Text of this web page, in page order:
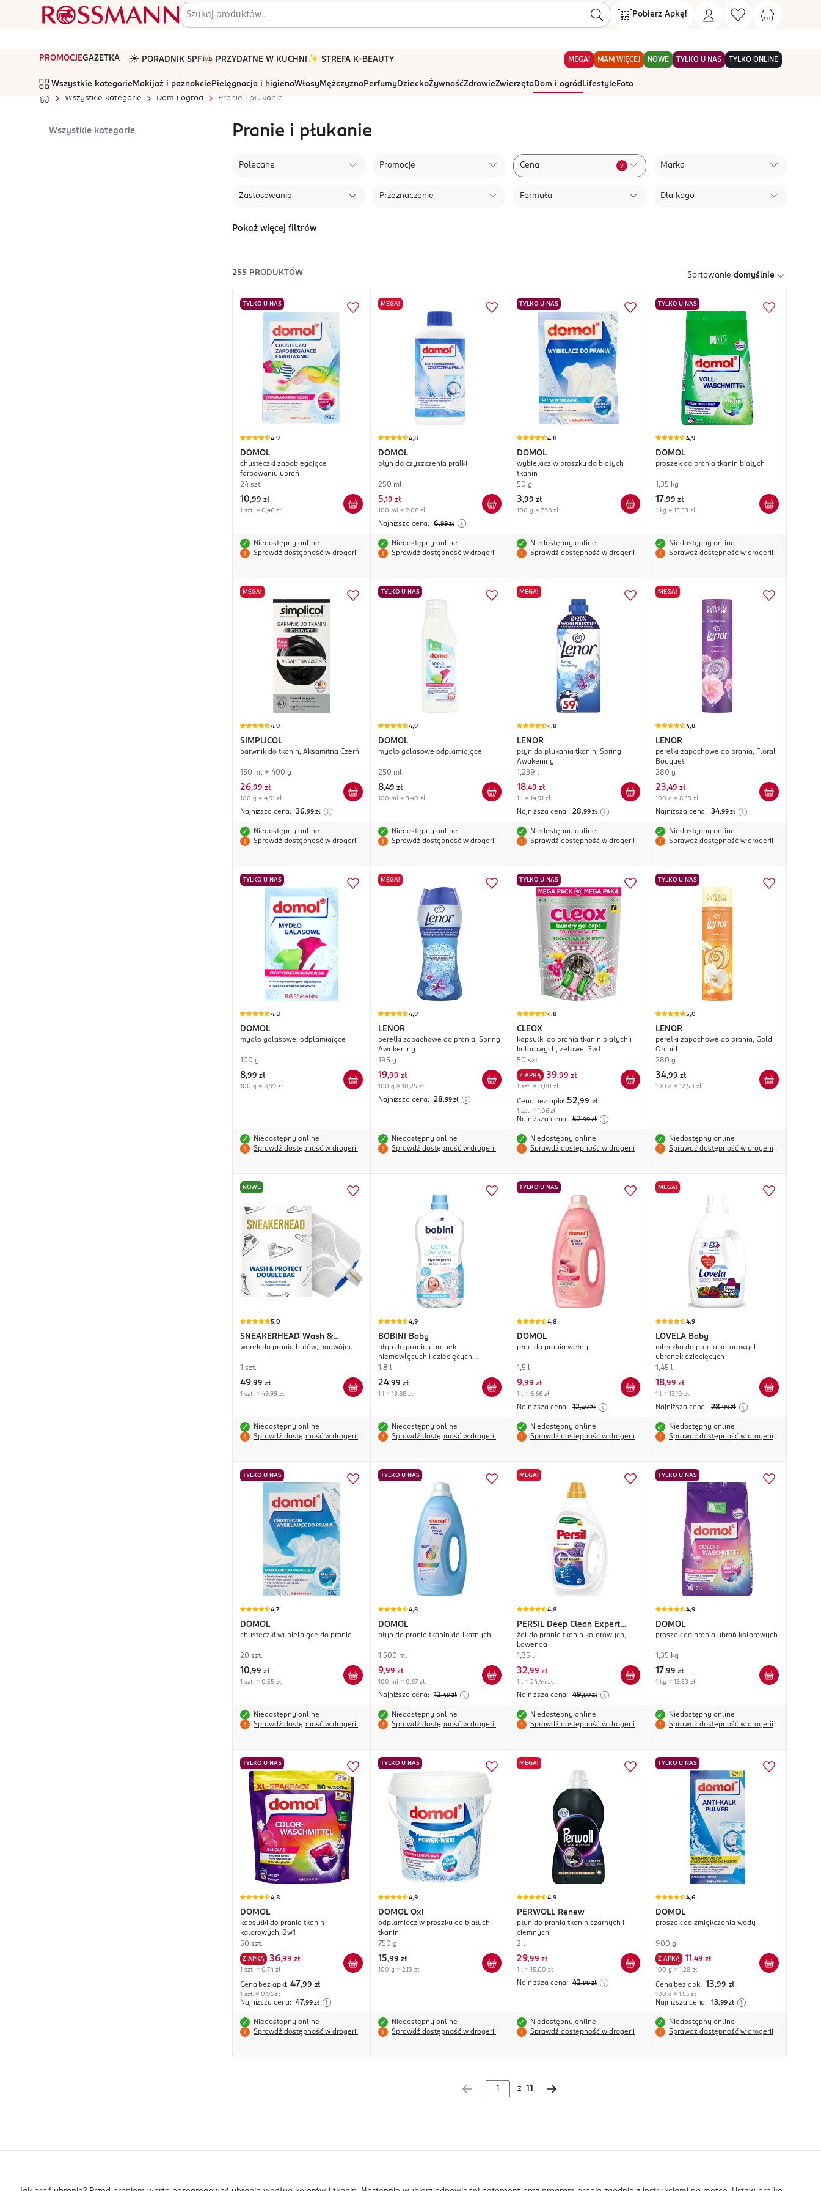
Pobierz Apkę!
PROMOCJEGAZETKA ☀️ PORADNIK SPF🧑🏻‍🍳 PRZYDATNE W KUCHNI ✨ STREFA K-BEAUTY MEGA! MAM WIĘCEJ NOWE TYLKO U NAS TYLKO ONLINE
Wszystkie kategorie Makijaż i paznokcie Pielęgnacja i higienaWłosyMężczyznaPerfumyDzieckoŻywnośćZdrowieZwierzętaDom i ogród Lifestyle Foto
Wszystkie kategorie
Dom i ogród Pranie i płukanie
Wszystkie kategorie Pranie i płukanie
Polecane Promocje Cena 2 Marka
Zastosowanie Przeznaczenie Formuła Dla kogo
Pokaż więcej filtrów
255 PRODUKTÓW Sortowanie domyślnie
TYLKO U NAS
4,9
DOMOL
chusteczki zapobiegające
farbowaniu ubrań
24 szt.
10,99 zł
1 szt. = 0,46 zł
Niedostępny online
Sprawdź dostępność w drogerii
MEGA!
4,8
DOMOL
płyn do czyszczenia pralki
250 ml
5,19 zł
100 ml = 2,08 zł
Najniższa cena: 6,99 zł
Niedostępny online
Sprawdź dostępność w drogerii
TYLKO U NAS
4,8
DOMOL
wybielacz w proszku do białych
tkanin
50 g
3,99 zł
100 g = 7,98 zł
Niedostępny online
Sprawdź dostępność w drogerii
TYLKO U NAS
4,9
DOMOL
proszek do prania tkanin białych
1,35 kg
17,99 zł
1 kg = 13,33 zł
Niedostępny online
Sprawdź dostępność w drogerii
MEGA!
4,9
SIMPLICOL
barwnik do tkanin, Aksamitna Czerń
150 ml + 400 g
26,99 zł
100 g = 4,91 zł
Najniższa cena: 36,99 zł
Niedostępny online
Sprawdź dostępność w drogerii
TYLKO U NAS
4,9
DOMOL
mydło galasowe odplamiające
250 ml
8,49 zł
100 ml = 3,40 zł
Niedostępny online
Sprawdź dostępność w drogerii
MEGA!
4,8
LENOR
płyn do płukania tkanin, Spring
Awakening
1,239 l
18,49 zł
1 l = 14,91 zł
Najniższa cena: 28,99 zł
Niedostępny online
Sprawdź dostępność w drogerii
MEGA!
4,8
LENOR
perełki zapachowe do prania, Floral
Bouquet
280 g
23,49 zł
100 g = 8,39 zł
Najniższa cena: 34,99 zł
Niedostępny online
Sprawdź dostępność w drogerii
TYLKO U NAS
4,8
DOMOL
mydło galasowe, odplamiające
100 g
8,99 zł
100 g = 8,99 zł
Niedostępny online
Sprawdź dostępność w drogerii
MEGA!
4,9
LENOR
perełki zapachowe do prania, Spring
Awakening
195 g
19,99 zł
100 g = 10,25 zł
Najniższa cena: 28,99 zł
Niedostępny online
Sprawdź dostępność w drogerii
TYLKO U NAS
4,8
CLEOX
kapsułki do prania tkanin białych i
kolorowych, żelowe, 3w1
50 szt.
Z APKĄ 39,99 zł
1 szt. = 0,80 zł
Cena bez apki: 52,99 zł
1 szt. = 1,06 zł
Najniższa cena: 52,99 zł
Niedostępny online
Sprawdź dostępność w drogerii
TYLKO U NAS
5,0
LENOR
perełki zapachowe do prania, Gold
Orchid
280 g
34,99 zł
100 g = 12,50 zł
Niedostępny online
Sprawdź dostępność w drogerii
NOWE
5,0
SNEAKERHEAD Wash &
Protect Double Bag
worek do prania butów, podwójny
1 szt.
49,99 zł
1 szt. = 49,99 zł
Niedostępny online
Sprawdź dostępność w drogerii
4,9
BOBINI Baby
płyn do prania ubranek
niemowlęcych i dziecięcych,
hipoalergiczny
1,8 l
24,99 zł
1 l = 13,88 zł
Niedostępny online
Sprawdź dostępność w drogerii
TYLKO U NAS
4,8
DOMOL
płyn do prania wełny
1,5 l
9,99 zł
1 l = 6,66 zł
Najniższa cena: 12,49 zł
Niedostępny online
Sprawdź dostępność w drogerii
MEGA!
4,9
LOVELA Baby
mleczko do prania kolorowych
ubranek dziecięcych
1,45 l
18,99 zł
1 l = 13,10 zł
Najniższa cena: 28,99 zł
Niedostępny online
Sprawdź dostępność w drogerii
TYLKO U NAS
4,7
DOMOL
chusteczki wybielające do prania
20 szt.
10,99 zł
1 szt. = 0,55 zł
Niedostępny online
Sprawdź dostępność w drogerii
TYLKO U NAS
4,8
DOMOL
płyn do prania tkanin delikatnych
1 500 ml
9,99 zł
100 ml = 0,67 zł
Najniższa cena: 12,49 zł
Niedostępny online
Sprawdź dostępność w drogerii
MEGA!
4,8
PERSIL Deep Clean Expert
Freshness
żel do prania tkanin kolorowych,
Lawenda
1,35 l
32,99 zł
1 l = 24,44 zł
Najniższa cena: 49,99 zł
Niedostępny online
Sprawdź dostępność w drogerii
TYLKO U NAS
4,9
DOMOL
proszek do prania ubrań kolorowych
1,35 kg
17,99 zł
1 kg = 13,33 zł
Niedostępny online
Sprawdź dostępność w drogerii
TYLKO U NAS
4,8
DOMOL
kapsułki do prania tkanin
kolorowych, 2w1
50 szt.
Z APKĄ 36,99 zł
1 szt. = 0,74 zł
Cena bez apki: 47,99 zł
1 szt. = 0,96 zł
Najniższa cena: 47,99 zł
Niedostępny online
Sprawdź dostępność w drogerii
TYLKO U NAS
4,9
DOMOL Oxi
odplamiacz w proszku do białych
tkanin
750 g
15,99 zł
100 g = 2,13 zł
Niedostępny online
Sprawdź dostępność w drogerii
MEGA!
4,9
PERWOLL Renew
płyn do prania tkanin czarnych i
ciemnych
2 l
29,99 zł
1 l = 15,00 zł
Najniższa cena: 42,99 zł
Niedostępny online
Sprawdź dostępność w drogerii
TYLKO U NAS
4,6
DOMOL
proszek do zmiękczania wody
900 g
Z APKĄ 11 ,49 zł
100 g = 1,28 zł
Cena bez apki: 13,99 zł
100 g = 1,55 zł
Najniższa cena: 13,99 zł
Niedostępny online
Sprawdź dostępność w drogerii
z 11